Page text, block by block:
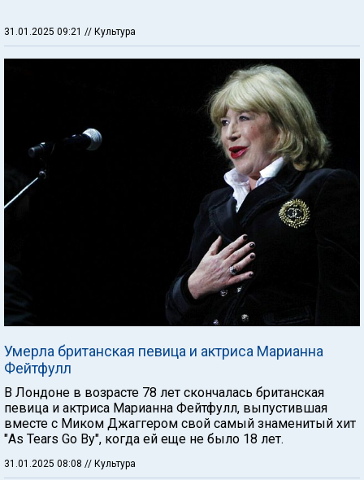
31.01.2025 09:21 // Культура
Умерла британская певица и актриса Марианна
Фейтфулл
В Лондоне в возрасте 78 лет скончалась британская
певица и актриса Марианна Фейтфулл, выпустившая
вместе с Миком Джаггером свой самый знаменитый хит
"As Tears Go By", когда ей еще не было 18 лет.
31.01.2025 08:08 // Культура